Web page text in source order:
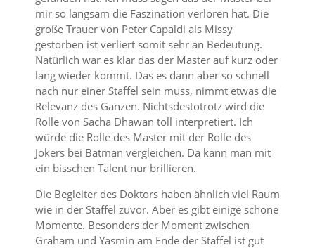
mir so langsam die Faszination verloren hat. Die
große Trauer von Peter Capaldi als Missy
gestorben ist verliert somit sehr an Bedeutung.
Natürlich war es klar das der Master auf kurz oder
lang wieder kommt. Das es dann aber so schnell
nach nur einer Staffel sein muss, nimmt etwas die
Relevanz des Ganzen. Nichtsdestotrotz wird die
Rolle von Sacha Dhawan toll interpretiert. Ich
würde die Rolle des Master mit der Rolle des
Jokers bei Batman vergleichen. Da kann man mit
ein bisschen Talent nur brillieren.
Die Begleiter des Doktors haben ähnlich viel Raum
wie in der Staffel zuvor. Aber es gibt einige schöne
Momente. Besonders der Moment zwischen
Graham und Yasmin am Ende der Staffel ist gut